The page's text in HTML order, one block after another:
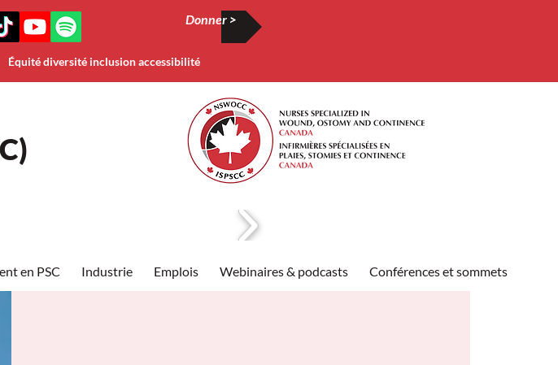
Donner >
Équité diversité inclusion accessibilité
en PSC Industrie Emplois Webinaires & podcasts Conférences et sommets